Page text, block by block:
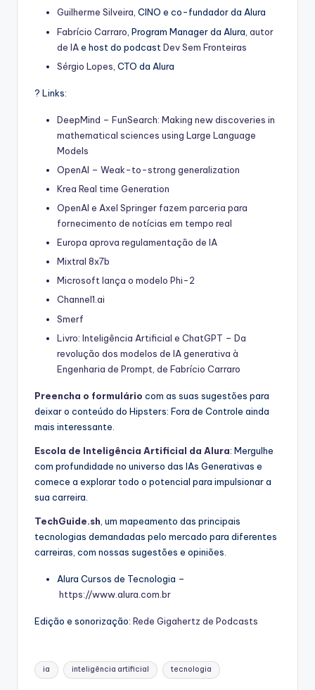
Guilherme Silveira, CINO e co-fundador da Alura
Fabrício Carraro , Program Manager da Alura, autor
de IAe host do podcast Dev Sem Fronteiras
Sérgio Lopes , CTO da Alura
? Links:
DeepMind – FunSearch: Making new discoveries in
mathematical sciences using Large Language
Models
OpenAI – Weak-to-strong generalization
Krea Real time Generation
OpenAI e Axel Springer fazem parceria para
fornecimento de notícias em tempo real
Europa aprova regulamentação de IA
Mixtral 8x7b
Microsoft lança o modelo Phi-2
Channel1.ai
Smerf
Livro: Inteligência Artificial e ChatGPT – Da
revolução dos modelos de IA generativa à
Engenharia de Prompt, de Fabrício Carraro
Preencha o formulário com as suas sugestões para
deixar o conteúdo do Hipsters: Fora de Controle ainda
mais interessante.
Escola de Inteligência Artificial da Alura: Mergulhe
com profundidade no universo das IAs Generativas e
comece a explorar todo o potencial para impulsionar a
sua carreira.
TechGuide.sh , um mapeamento das principais
tecnologias demandadas pelo mercado para diferentes
carreiras, com nossas sugestões e opiniões.
Alura Cursos de Tecnologia –
https://www.alura.com.br
Edição e sonorização: Rede Gigahertz de Podcasts
Tags:
ia inteligência artificial tecnologia